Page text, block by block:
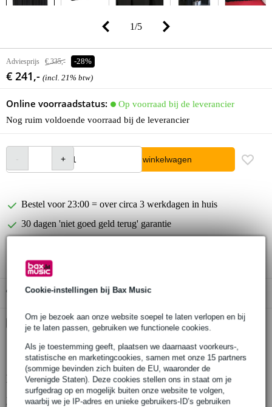
Cookie-instellingen bij Bax Music
Om je bezoek aan onze website soepel te laten verlopen en bij
je te laten passen, gebruiken we functionele cookies.
Als je toestemming geeft, plaatsen we daarnaast voorkeurs-,
statistische en marketingcookies, samen met onze 15 partners
(sommige bevinden zich buiten de EU, waaronder de
Verenigde Staten). Deze cookies stellen ons in staat om je
surfgedrag op en mogelijk buiten onze website te volgen,
waarbij we je IP-adres en unieke gebruikers-ID’s gebruiken
1/5
Adviesprijs € 335,- -28%
€ 241,- (incl. 21% btw)
Online voorraadstatus:
Op voorraad bij de leverancier
Nog ruim voldoende voorraad bij de leverancier
In winkelwagen
Bestel voor 23:00 = over circa 3 werkdagen in huis
30 dagen 'niet goed geld terug' garantie
Gratis ophalen in de winkel
Kies nu voor 2 jaar extra Bax Music garantie en meer
voordelen
€ 12,05 eenmalig
Productinformatie
Bekijk alle productspecificaties